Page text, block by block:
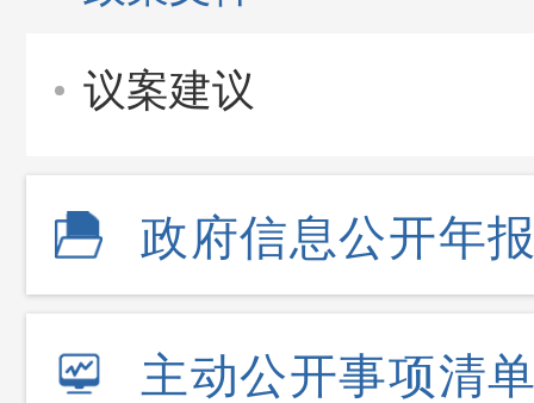
议案建议
政府信息公开年
主动公开事项清